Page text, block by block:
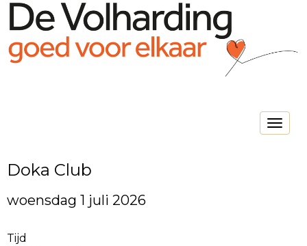
Toggle
Doka Club
woensdag 1 juli 2026
Tijd